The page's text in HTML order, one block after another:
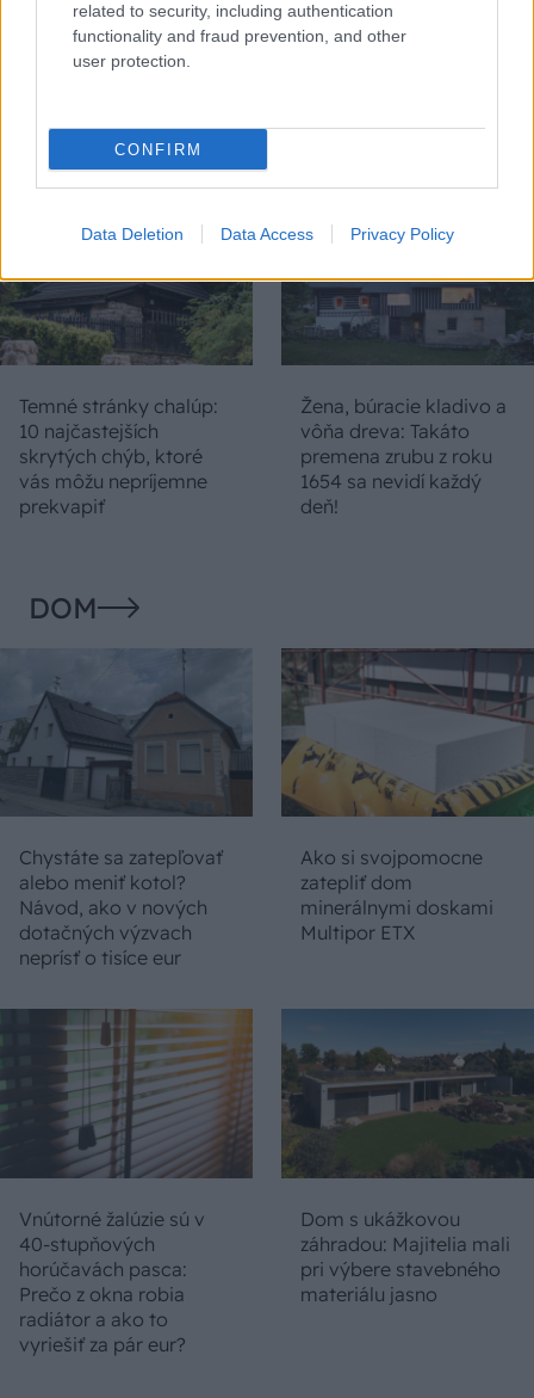
related to security, including authentication
functionality and fraud prevention, and other
user protection.
CONFIRM
Data Deletion Data Access Privacy Policy
Na Morave prerobila
starú chalupu na
nepoznanie: Keď
S motorovou pílou sa
dokáže aj podpísať.
Temné stránky chalúp:
10 najčastejších
skrytých chýb, ktoré
vás môžu nepríjemne
prekvapiť
Žena, búracie kladivo a
vôňa dreva: Takáto
premena zrubu z roku
1654 sa nevidí každý
deň!
DOM
Chystáte sa zatepľovať
alebo meniť kotol?
Návod, ako v nových
dotačných výzvach
neprísť o tisíce eur
Ako si svojpomocne
zatepliť dom
minerálnymi doskami
Multipor ETX
Vnútorné žalúzie sú v
40-stupňových
horúčavách pasca:
Prečo z okna robia
radiátor a ako to
vyriešiť za pár eur?
Dom s ukážkovou
záhradou: Majitelia mali
pri výbere stavebného
materiálu jasno